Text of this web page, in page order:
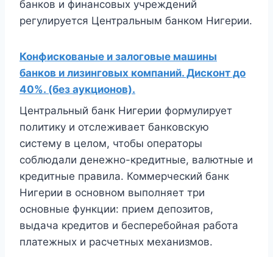
банков и финансовых учреждений
регулируется Центральным банком Нигерии.
Конфискованые и залоговые машины
банков и лизинговых компаний. Дисконт до
40%. (без аукционов).
Центральный банк Нигерии формулирует
политику и отслеживает банковскую
систему в целом, чтобы операторы
соблюдали денежно-кредитные, валютные и
кредитные правила. Коммерческий банк
Нигерии в основном выполняет три
основные функции: прием депозитов,
выдача кредитов и бесперебойная работа
платежных и расчетных механизмов.